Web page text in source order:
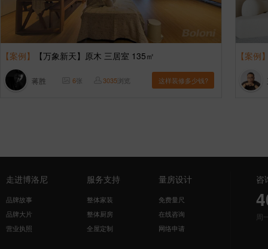
【案例】 【万象新天】原木 三居室 135㎡
蒋胜 6张 3035浏览 这样装修多少钱?
【案例
走进博洛尼
品牌故事
品牌大片
营业执照
服务支持
整体家装
整体厨房
全屋定制
量房设计
免费量尺
在线咨询
网络申请
咨
周